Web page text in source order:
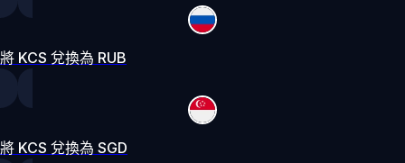
將 KCS 兌換為 RUB
將 KCS 兌換為 SGD